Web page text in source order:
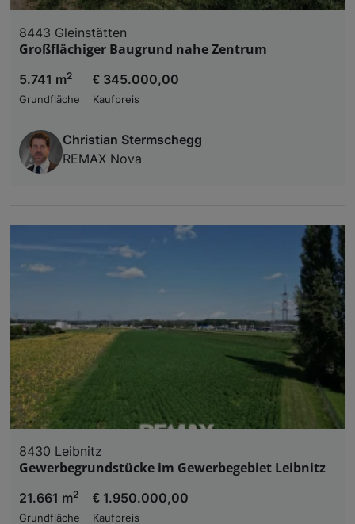
8443 Gleinstätten
Großflächiger Baugrund nahe Zentrum
5.741 m2
Grundfläche
€ 345.000,00
Kaufpreis
Christian Stermschegg
REMAX Nova
8430 Leibnitz
Gewerbegrundstücke im Gewerbegebiet Leibnitz
21.661 m2
Grundfläche
€ 1.950.000,00
Kaufpreis